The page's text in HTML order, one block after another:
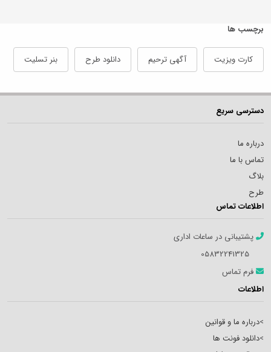
برچسب ها
کارت ویزیت آگهی ترحیم دانلود طرح بنر تسلیت
دسترسی سریع
درباره ما
تماس با ما
بلاگ
طرح
اطلاعات تماس
پشتیبانی در ساعات اداری
05832241325
فرم تماس
اطلاعات
>درباره ما و قوانین
>دانلود فونت ها